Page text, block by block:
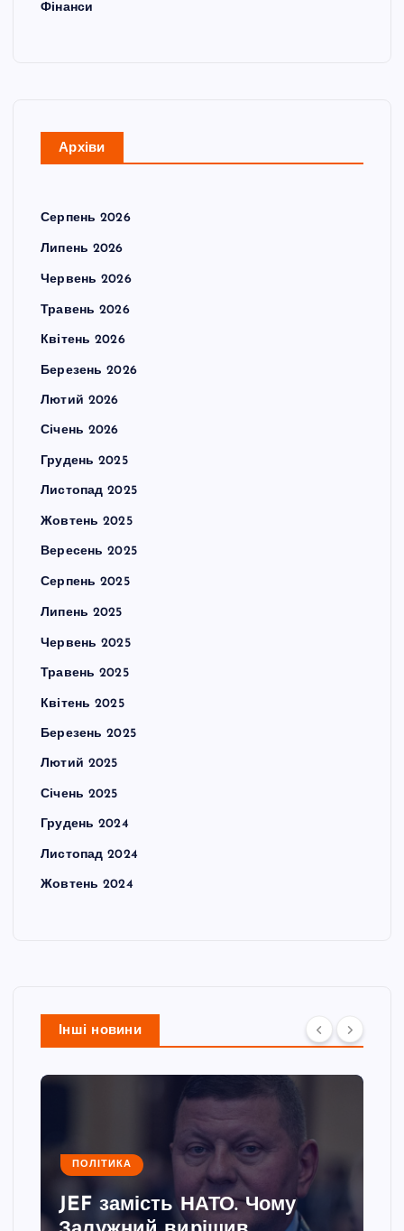
Фінанси
Архіви
Серпень 2026
Липень 2026
Червень 2026
Травень 2026
Квітень 2026
Березень 2026
Лютий 2026
Січень 2026
Грудень 2025
Листопад 2025
Жовтень 2025
Вересень 2025
Серпень 2025
Липень 2025
Червень 2025
Травень 2025
Квітень 2025
Березень 2025
Лютий 2025
Січень 2025
Грудень 2024
Листопад 2024
Жовтень 2024
Інші новини
ПОЛІТИКА
JEF замість НАТО. Чому